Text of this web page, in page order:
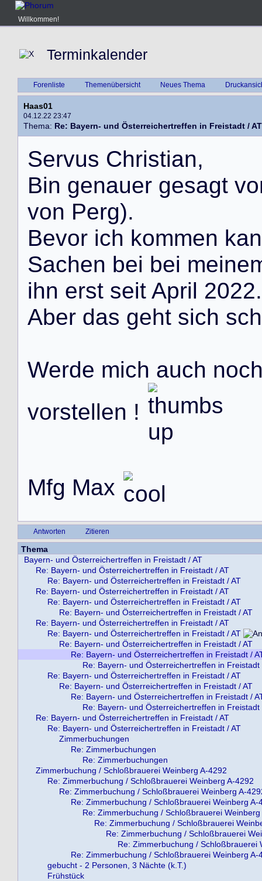
Willkommen!
Terminkalender
Forenliste Themenübersicht Neues Thema
Haas01
04.12.22 23:47
Thema: Re: Bayern- und Österreichertreffen in Freistadt / AT
Servus Christian,
Bin genauer gesagt vo
von Perg).
Bevor ich kommen kan
Sachen bei bei meine
ihn erst seit April 2022.
Aber das geht sich sch
Werde mich auch noc
vorstellen !
Mfg Max
Antworten Zitieren
Thema
Bayern- und Österreichertreffen in Freistadt / AT
Re: Bayern- und Österreichertreffen in Freistadt / AT
Re: Bayern- und Österreichertreffen in Freistadt / AT
Re: Bayern- und Österreichertreffen in Freistadt / AT
Re: Bayern- und Österreichertreffen in Freistadt / AT
Re: Bayern- und Österreichertreffen in Freistadt / AT
Re: Bayern- und Österreichertreffen in Freistadt / AT
Re: Bayern- und Österreichertreffen in Freistadt / AT
Re: Bayern- und Österreichertreffen in Freistadt / AT
Re: Bayern- und Österreichertreffen in Freistadt /
Re: Bayern- und Österreichertreffen in Freistadt
Re: Bayern- und Österreichertreffen in Freistadt / AT
Re: Bayern- und Österreichertreffen in Freistadt / AT
Re: Bayern- und Österreichertreffen in Freistadt /
Re: Bayern- und Österreichertreffen in Freistadt
Re: Bayern- und Österreichertreffen in Freistadt / AT
Re: Bayern- und Österreichertreffen in Freistadt / AT
Zimmerbuchungen
Re: Zimmerbuchungen
Re: Zimmerbuchungen
Zimmerbuchung / Schloßbrauerei Weinberg A-4292
Re: Zimmerbuchung / Schloßbrauerei Weinberg A-4292
Re: Zimmerbuchung / Schloßbrauerei Weinberg A-
Re: Zimmerbuchung / Schloßbrauerei Weinberg A-
Re: Zimmerbuchung / Schloßbrauerei Weinberg
Re: Zimmerbuchung / Schloßbrauerei
Re: Zimmerbuchung / Schloßbrauerei
Re: Zimmerbuchung / Schloßbrauerei
Re: Zimmerbuchung / Schloßbrauerei Weinberg A-
gebucht - 2 Personen, 3 Nächte (k.T.)
Frühstück